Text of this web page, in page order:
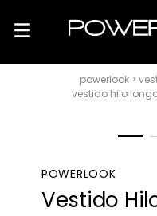
vestido hilo
POWERLOOK
Vestido